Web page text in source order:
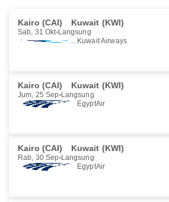
Kairo (CAI) Kuwait (KWI)
Sab, 31 Okt Langsung
Kuwait Airways
Kairo (CAI) Kuwait (KWI)
Jum, 25 Sep Langsung
EgyptAir
Kairo (CAI) Kuwait (KWI)
Rab, 30 Sep Langsung
EgyptAir